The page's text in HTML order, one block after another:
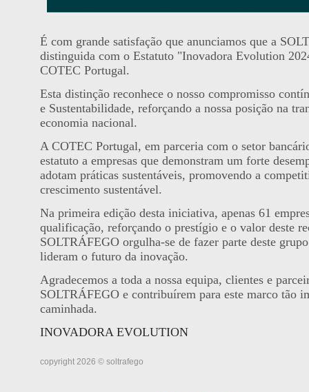
É com grande satisfação que anunciamos que a
distinguida com o Estatuto "Inovadora Evolution
COTEC Portugal.
Esta distinção reconhece o nosso compromisso
e Sustentabilidade, reforçando a nossa posição na
economia nacional.
A COTEC Portugal, em parceria com o setor
estatuto a empresas que demonstram um forte
adotam práticas sustentáveis, promovendo a
crescimento sustentável.
Na primeira edição desta iniciativa, apenas 61
qualificação, reforçando o prestígio e o valor deste
SOLTRÁFEGO orgulha-se de fazer parte deste
lideram o futuro da inovação.
Agradecemos a toda a nossa equipa, clientes e
SOLTRÁFEGO e contribuírem para este marco tão
caminhada.
INOVADORA EVOLUTION
copyright 2026 © soltrafego